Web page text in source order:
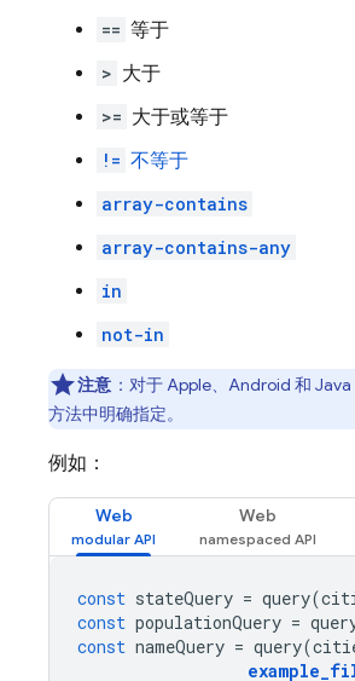
== 等于
> 大于
>= 大于或等于
!= 不等于
array-contains
array-contains-any
in
not-in
注意 ：对于 Apple、Android 和
方法中明确指定。
例如：
Web Web
const stateQuery = query(
const populationQuery =
const nameQuery = query(